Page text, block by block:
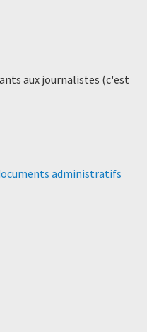
aux journalistes (c'est
administratifs